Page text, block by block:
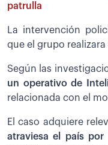
patrulla
La intervención
que el grupo
Según las
un operativo de
relacionada con el
El caso adquiere
atraviesa el país